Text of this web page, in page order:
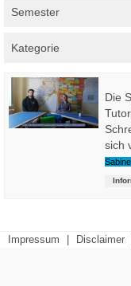
Semester
Kategorie
Die
sich
Impressum Disclaimer